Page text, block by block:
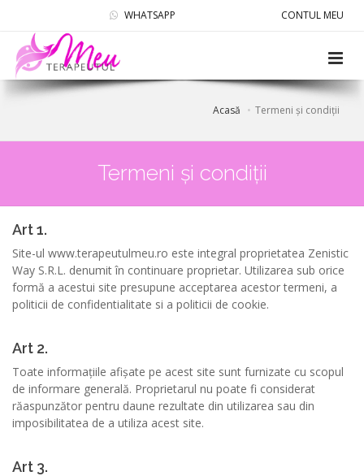
CONTUL MEU
WHATSAPP
Acasă Termeni și condiții
Termeni și condiții
Art 1.
Site-ul www.terapeutulmeu.ro este integral proprietatea Zenistic
Way S.R.L. denumit în continuare proprietar. Utilizarea sub orice
formă a acestui site presupune acceptarea acestor termeni, a
politicii de confidentialitate si a politicii de cookie.
Art 2.
Toate informațiile afișate pe acest site sunt furnizate cu scopul
de informare generală. Proprietarul nu poate fi considerat
răaspunzător pentru daune rezultate din utilizarea sau din
imposibilitatea de a utiliza acest site.
Art 3.